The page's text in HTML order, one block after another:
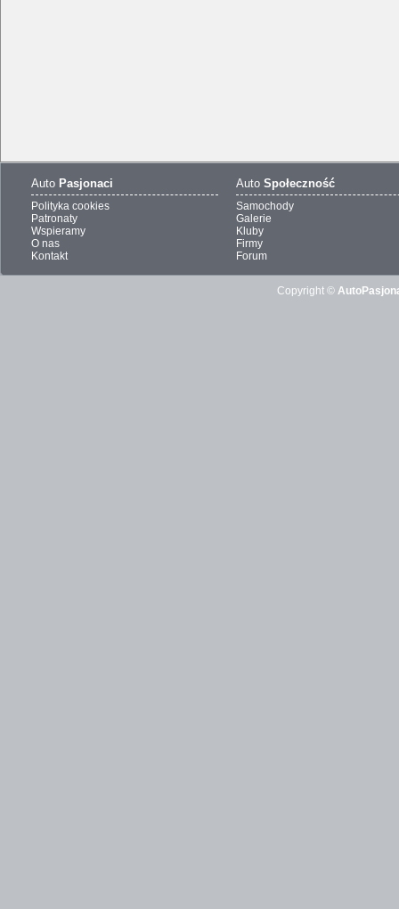
Auto Pasjonaci
Polityka cookies
Patronaty
Wspieramy
O nas
Kontakt
Auto Społeczność
Samochody
Galerie
Kluby
Firmy
Forum
Copyright ©